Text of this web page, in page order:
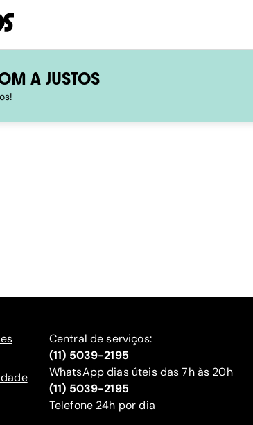
A JUSTOS
Central de serviços:
(11) 5039-2195
WhatsApp dias úteis das 7h às 20h
(11) 5039-2195
‍Telefone 24h por dia